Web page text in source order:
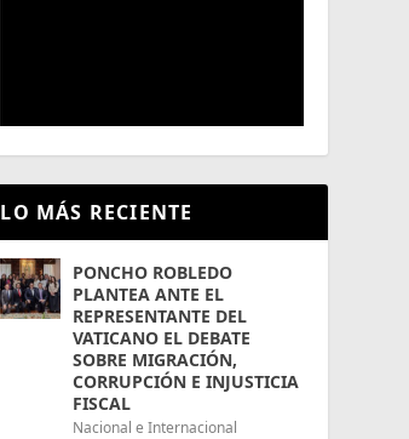
LO MÁS RECIENTE
PONCHO ROBLEDO
PLANTEA ANTE EL
REPRESENTANTE DEL
VATICANO EL DEBATE
SOBRE MIGRACIÓN,
CORRUPCIÓN E INJUSTICIA
FISCAL
Nacional e Internacional